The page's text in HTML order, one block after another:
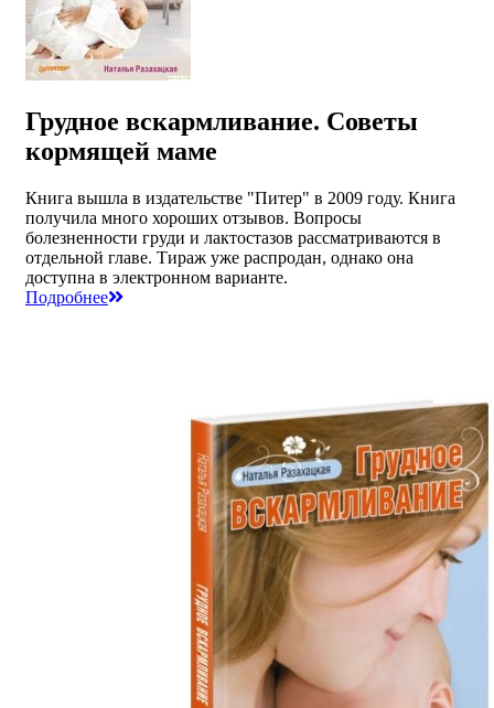
Грудное вскармливание. Советы
кормящей маме
Книга вышла в издательстве "Питер" в 2009 году. Книга
получила много хороших отзывов. Вопросы
болезненности груди и лактостазов рассматриваются в
отдельной главе. Тираж уже распродан, однако она
доступна в электронном варианте.
Подробнее